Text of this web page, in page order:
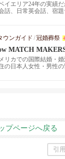
イエリア24年の実績
話、日常英会話、宿
講師陣がご希望に沿っ
カスタマイズし、プロ
をご提供致します。ス
合わせて、あなたに
ます。
ウンガイド /冠婚葬祭
MATCH
リカでの国際結婚・
の日本人女性・男性
プページへ戻る
引